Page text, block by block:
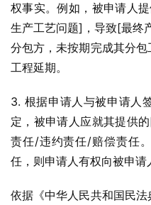
权事实。例如，被申请人
生产工艺问题]，导致[最终
分包方，未按期完成其分
工程延期。
3. 根据申请人与被申请人
定，被申请人应就其提供
责任/违约责任/赔偿责任
任，则申请人有权向被申请
依据《中华人民共和国民